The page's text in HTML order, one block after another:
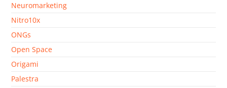
Neuromarketing
Nitro10x
ONGs
Open Space
Origami
Palestra